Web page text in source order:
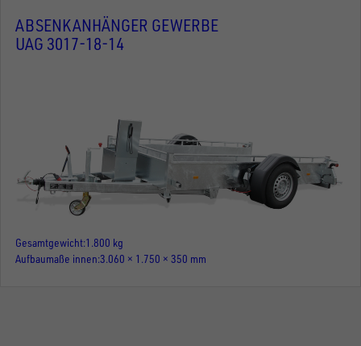
ABSENKANHÄNGER GEWERBE
UAG 3017-18-14
Gesamtgewicht 1.800 kg
Aufbaumaße innen 3.060 × 1.750 × 350 mm